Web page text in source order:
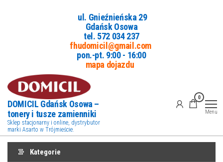
ul. Gnieźnieńska 29
Gdańsk Osowa
tel. 572 034 237
fhudomicil@gmail.com
pon.-pt. 9:00 - 16:00
mapa dojazdu
DOMICIL Gdańsk Osowa –
tonery i tusze zamienniki
Sklep stacjonarny i online, dystrybutor
marki Asarto w Trójmieście.
0
Menu
Kategorie